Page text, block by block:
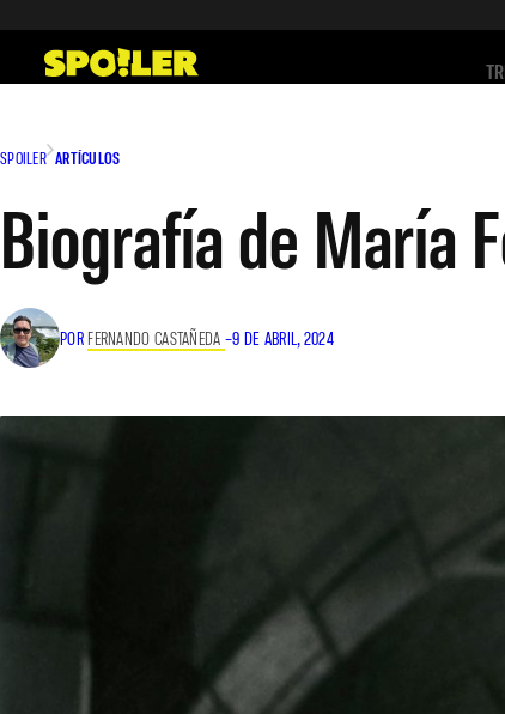
contenido
SPOILER ARTÍCULOS
Biografía de María
POR FERNANDO CASTAÑEDA –9 DE ABRIL, 2024